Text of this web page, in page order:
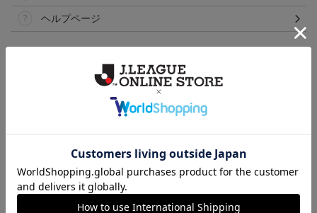
ヘルプページ
を応援しよう！
広島